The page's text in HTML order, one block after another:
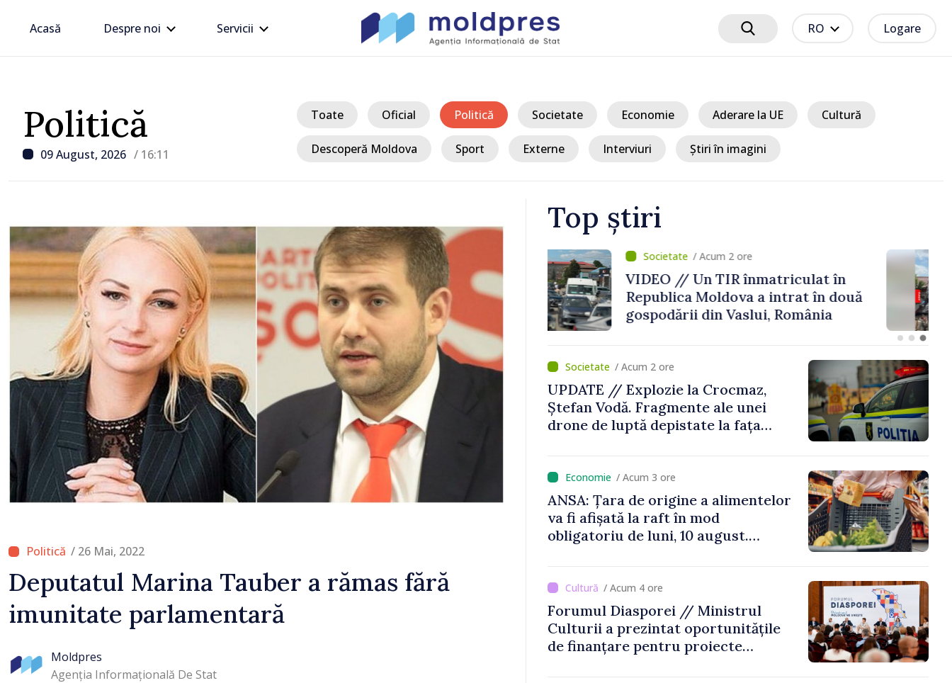
Acasă Despre noi Servicii RO Logare
Politică
09 August, 2026 / 16:11
Toate Oficial Politică Societate Economie Aderare la UE Cultură
Descoperă Moldova Sport Externe Interviuri Știri în imagini
/ 26 Mai, 2022
Deputatul Marina Tauber a rămas fără
imunitate parlamentară
Moldpres
Agenția Informațională De Stat
Top știri
/ Acum 1 oră
Trafic intens la postul vamal Otaci-
Moghilev-Podolsk, pe sensul de
ieșire din Republica Moldova
/ Acum 2 ore
VIDEO // Un TIR înmatriculat în
Republica Moldova a intrat în două
gospodării din Vaslui, România
/ Acum 2 ore
UPDATE // Explozie la Crocmaz,
Ștefan Vodă. Fragmente ale unei
drone de luptă depistate la fața
/ Acum 3 ore
ANSA: Țara de origine a alimentelor
va fi afișată la raft în mod
obligatoriu de luni, 10 august.
/ Acum 4 ore
Forumul Diasporei // Ministrul
Culturii a prezintat oportunitățile
de finanțare pentru proiecte